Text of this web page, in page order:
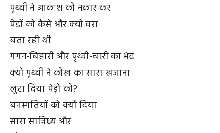
पृथ्वी ने आकाश को नकार कर
पेड़ों को कैसे और क्यों वरा
बता रही थी
गगन-बिहारी और पृथ्वी-चारी का भेद
क्यों पृथ्वी ने कोख़ का सारा खजाना
लुटा दिया पेड़ों को?
बनस्पतियों को क्यों दिया
सारा सान्निध्य और